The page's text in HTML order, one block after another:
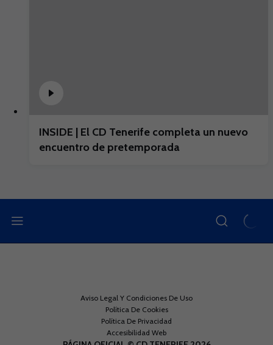
INSIDE | El CD Tenerife completa un nuevo
encuentro de pretemporada
Aviso Legal Y Condiciones De Uso
Política De Cookies
Política De Privacidad
Accesibilidad Web